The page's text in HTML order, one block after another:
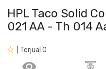
Plafon &
Material
Sistem
HPL Taco Solid
021 AA - Th 014
| Terjual 0